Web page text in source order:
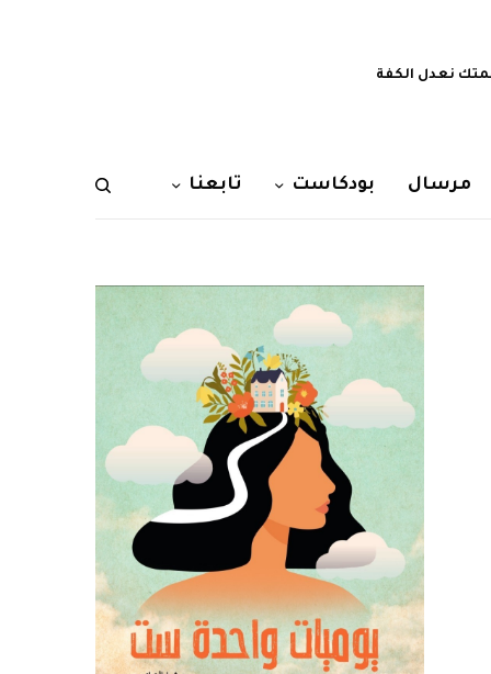
نعدل الكفة
مرسال بودكاست تابعنا